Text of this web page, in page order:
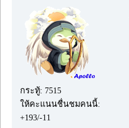
กระทู้: 7515
ให้คะแนนชื่นชมคนนี้:
+193/-11